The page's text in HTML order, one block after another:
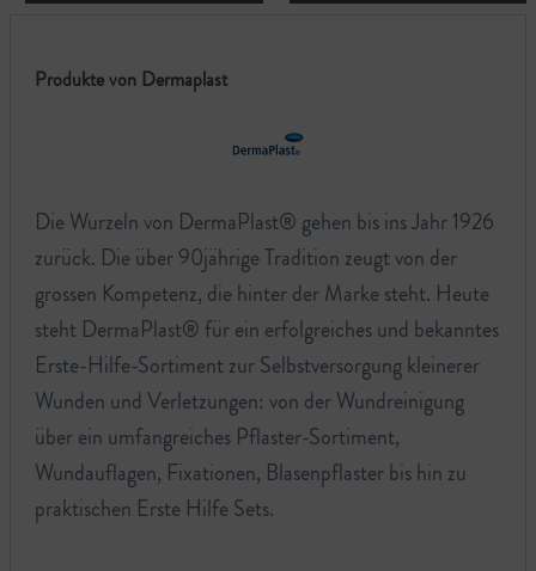
Produkte von Dermaplast
Die Wurzeln von DermaPlast® gehen bis ins Jahr 1926
zurück. Die über 90jährige Tradition zeugt von der
grossen Kompetenz, die hinter der Marke steht. Heute
steht DermaPlast® für ein erfolgreiches und bekanntes
Erste-Hilfe-Sortiment zur Selbstversorgung kleinerer
Wunden und Verletzungen: von der Wundreinigung
über ein umfangreiches Pflaster-Sortiment,
Wundauflagen, Fixationen, Blasenpflaster bis hin zu
praktischen Erste Hilfe Sets.